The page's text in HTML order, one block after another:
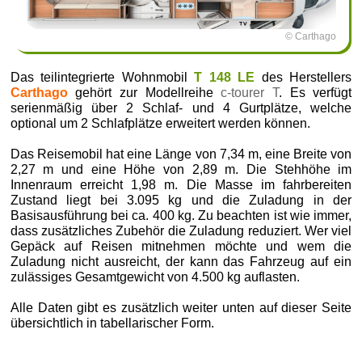
© Carthago
Das teilintegrierte WohnmobilT 148 LE des Herstellers
Carthagogehört zur Modellreihec-tourer T. Es verfügt
serienmäßig über 2 Schlaf- und 4 Gurtplätze, welche
optional um 2 Schlafplätze erweitert werden können.
Das Reisemobil hat eine Länge von 7,34 m, eine Breite von
2,27 m und eine Höhe von 2,89 m. Die Stehhöhe im
Innenraum erreicht 1,98 m. Die Masse im fahrbereiten
Zustand liegt bei 3.095 kg und die Zuladung in der
Basisausführung bei ca. 400 kg. Zu beachten ist wie immer,
dass zusätzliches Zubehör die Zuladung reduziert. Wer viel
Gepäck auf Reisen mitnehmen möchte und wem die
Zuladung nicht ausreicht, der kann das Fahrzeug auf ein
zulässiges Gesamtgewicht von 4.500 kg auflasten.
Alle Daten gibt es zusätzlich weiter unten auf dieser Seite
übersichtlich in tabellarischer Form.